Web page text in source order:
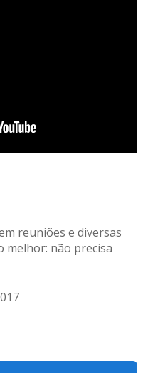
reuniões e diversas
melhor: não precisa